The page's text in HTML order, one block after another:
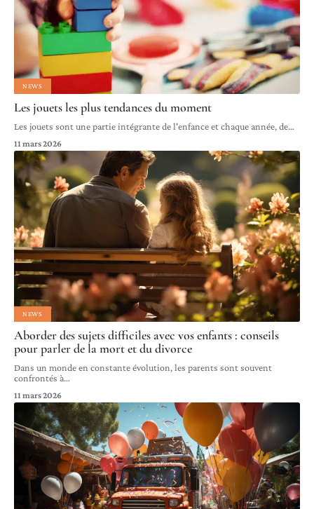
NEWS
Les jouets les plus tendances du moment
Les jouets sont une partie intégrante de l'enfance et chaque année, de…
11 mars 2026
NEWS
Aborder des sujets difficiles avec vos enfants : conseils
pour parler de la mort et du divorce
Dans un monde en constante évolution, les parents sont souvent
confrontés à…
11 mars 2026